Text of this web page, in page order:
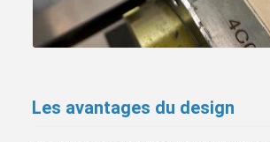
Les avantages du design